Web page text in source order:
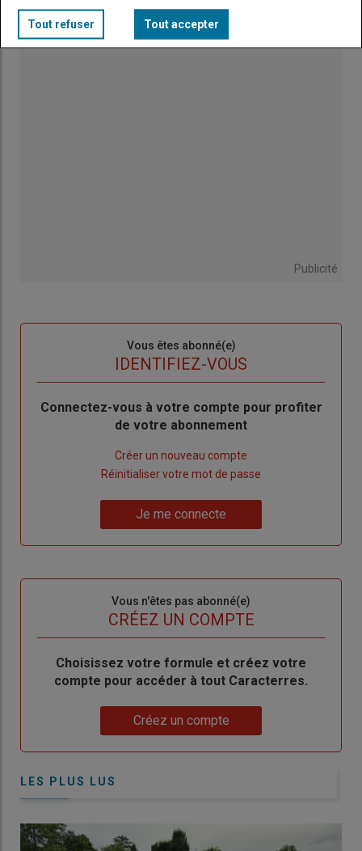
Publicité
Vous êtes abonné(e)
IDENTIFIEZ-VOUS
Body
Connectez-vous à votre compte pour profiter
de votre abonnement
Créer un nouveau compte
de
Réinitialiser votre mot de passe
me
Je me connecte
Vous n'êtes pas abonné(e)
CRÉEZ UN COMPTE
BodyChoisissez votre formule et créez votre
compte pour accéder à tout Caracterres.
Créez un compte
LES PLUS LUS
Tout refuser Tout accepter